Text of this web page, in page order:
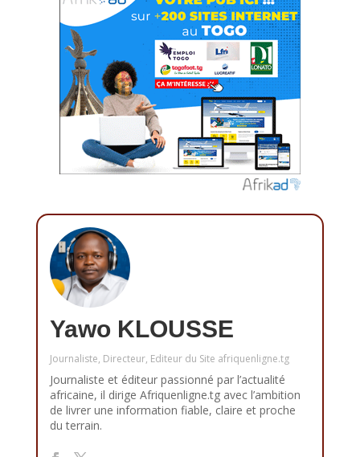
Yawo KLOUSSE
Journaliste, Directeur, Editeur du Site afriquenligne.tg
Journaliste et éditeur passionné par l’actualité
africaine, il dirige Afriquenligne.tg avec l’ambition
de livrer une information fiable, claire et proche
du terrain.